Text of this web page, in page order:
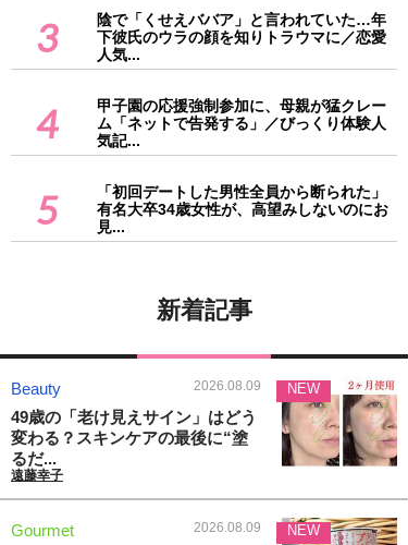
3
陰で「くせえババア」と言われていた…年
下彼氏のウラの顔を知りトラウマに／恋愛
人気...
4
甲子園の応援強制参加に、母親が猛クレー
ム「ネットで告発する」／びっくり体験人
気記...
5
「初回デートした男性全員から断られた」
有名大卒34歳女性が、高望みしないのにお
見...
新着記事
Beauty 2026.08.09
49歳の「老け見えサイン」はどう
変わる？スキンケアの最後に“塗
るだ...
遠藤幸子
NEW
Gourmet 2026.08.09 NEW